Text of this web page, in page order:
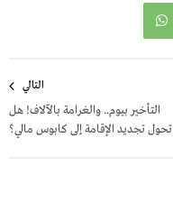
التالي
التأخير بيوم.. والغرامة بالآلاف! هل
تحول تجديد الإقامة إلى كابوس مالي؟